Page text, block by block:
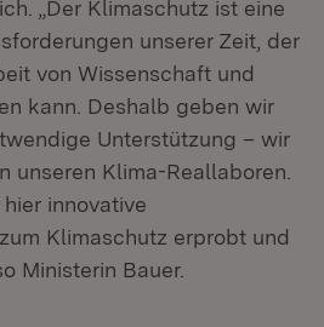
„Der Klimaschutz ist eine
unserer Zeit, der
von Wissenschaft und
kann. Deshalb geben wir
Unterstützung – wir
unseren Klima-Reallaboren.
innovative
Klimaschutz erprobt und
Ministerin Bauer.